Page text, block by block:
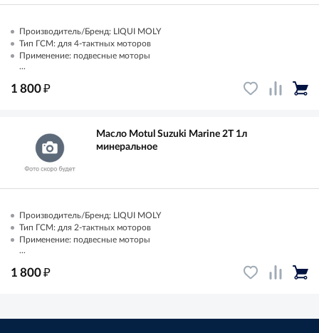
Производитель/Бренд: LIQUI MOLY
Тип ГСМ: для 4-тактных моторов
Применение: подвесные моторы
...
1 800₽
Масло Motul Suzuki Marine 2T 1л
минеральное
Производитель/Бренд: LIQUI MOLY
Тип ГСМ: для 2-тактных моторов
Применение: подвесные моторы
...
1 800₽